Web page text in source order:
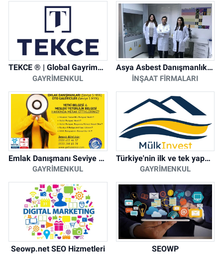
TEKCE ® | Global Gayrimenkul Şirketi
GAYRIMENKUL
Asya Asbest Danışmanlık - Asbest Söküm ve Asbest Raporu
İNŞAAT FIRMALARI
Emlak Danışmanı Seviye 5 Mesleki Yeterlilik Belgesi
GAYRIMENKUL
Türkiye'nin ilk ve tek yapay zeka destekli arsa ilan platformu
GAYRIMENKUL
Seowp.net SEO Hizmetleri SEOWP